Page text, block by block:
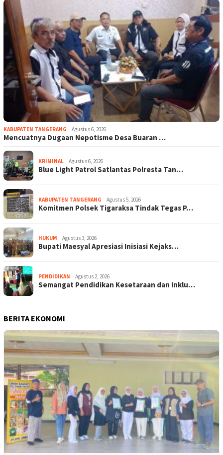
KABUPATEN TANGERANG Agustus 6, 2026
Mencuatnya Dugaan Nepotisme Desa Buaran …
KRIMINAL Agustus 6, 2026
Blue Light Patrol Satlantas Polresta Tan…
KABUPATEN TANGERANG Agustus 5, 2026
Komitmen Polsek Tigaraksa Tindak Tegas P…
HUKUM Agustus 3, 2026
Bupati Maesyal Apresiasi Inisiasi Kejaks…
PENDIDIKAN Agustus 2, 2026
Semangat Pendidikan Kesetaraan dan Inklu…
BERITA EKONOMI